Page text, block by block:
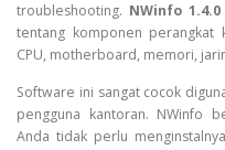
troubleshooting. NWinfo 1.4.0
tentang komponen perangkat
CPU, motherboard, memori,
Software ini sangat cocok
pengguna kantoran. NWinfo
Anda tidak perlu